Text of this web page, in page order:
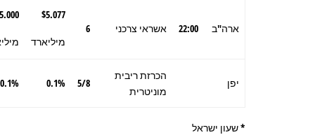
ארה"ב 22:00 אשראי צרכני 6
$5.077
מיליארד
יפן
הכרזת ריבית
מוניטרית
5/8
0.1%
0.1%
* שעון ישראל